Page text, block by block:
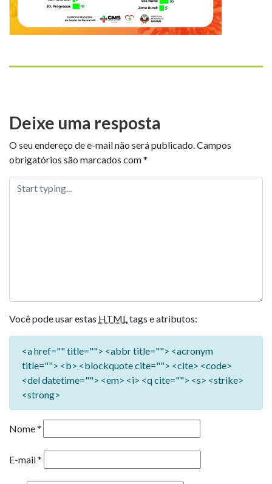
Deixe uma resposta
O seu endereço de e-mail não será publicado.Campos
obrigatórios são marcados com*
Você pode usar estas HTMLtags e atributos:
<a href="" title=""> <abbr title=""> <acronym
title=""> <b> <blockquote cite=""> <cite> <code>
<del datetime=""> <em> <i> <q cite=""> <s> <strike>
<strong>
Nome*
E-mail*